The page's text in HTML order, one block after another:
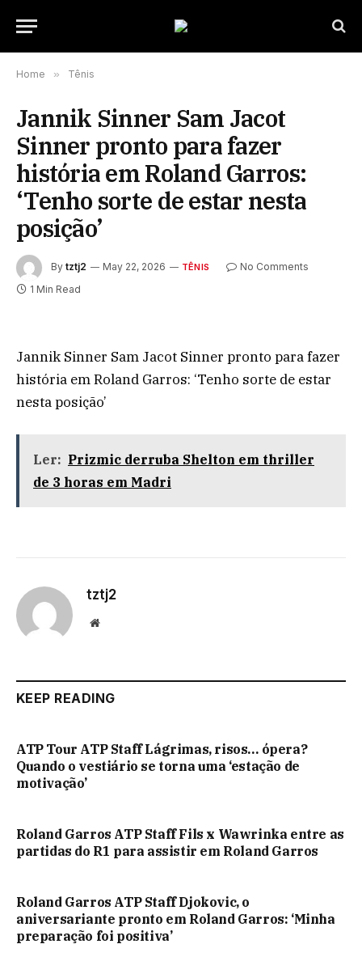
Home » Tênis
Jannik Sinner Sam Jacot
Sinner pronto para fazer
história em Roland Garros:
‘Tenho sorte de estar nesta
posição’
By tztj2 May 22, 2026 TÊNIS
No Comments
1 Min Read
Jannik Sinner Sam Jacot Sinner pronto para fazer
história em Roland Garros: ‘Tenho sorte de estar
nesta posição’
Ler: Prizmic derruba Shelton em thriller
de 3 horas em Madri
tztj2
Website
KEEP READING
ATP Tour ATP Staff Lágrimas, risos… ópera?
Quando o vestiário se torna uma ‘estação de
motivação’
Roland Garros ATP Staff Fils x Wawrinka entre as
partidas do R1 para assistir em Roland Garros
Roland Garros ATP Staff Djokovic, o
aniversariante pronto em Roland Garros: ‘Minha
preparação foi positiva’